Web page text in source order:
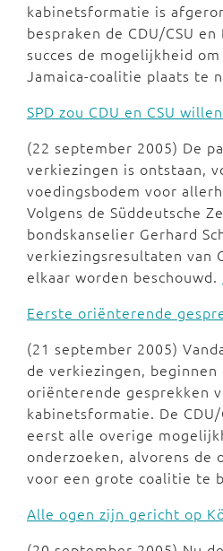
kabinetsformatie is
bespraken de CDU/CSU
succes de mogelijkheid
Jamaica-coalitie plaats te
SPD zou CDU en CSU
(22 september 2005) De
verkiezingen is ontstaan,
voedingsbodem voor
Volgens de Süddeutsche
bondskanselier Gerhard
verkiezingsresultaten van
elkaar worden beschouwd.
Eerste oriënterende
(21 september 2005)
de verkiezingen, beginnen
oriënterende gesprekken
kabinetsformatie. De CDU/
eerst alle overige
onderzoeken, alvorens de
voor een grote coalitie te
Alle ogen zijn gericht op